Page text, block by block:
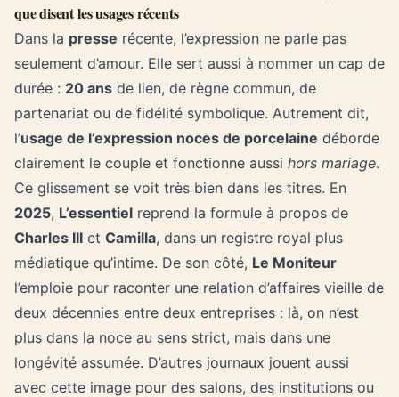
que disent les usages récents
Dans la presse récente, l’expression ne parle pas
seulement d’amour. Elle sert aussi à nommer un cap de
durée : 20 ans de lien, de règne commun, de
partenariat ou de fidélité symbolique. Autrement dit,
l’usage de l’expression noces de porcelaine déborde
clairement le couple et fonctionne aussi hors mariage.
Ce glissement se voit très bien dans les titres. En
2025, L’essentiel reprend la formule à propos de
Charles III et Camilla, dans un registre royal plus
médiatique qu’intime. De son côté, Le Moniteur
l’emploie pour raconter une relation d’affaires vieille de
deux décennies entre deux entreprises : là, on n’est
plus dans la noce au sens strict, mais dans une
longévité assumée. D’autres journaux jouent aussi
avec cette image pour des salons, des institutions ou